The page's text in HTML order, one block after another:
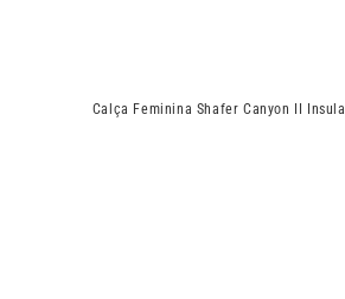
Calça Feminina Shafer Canyon II